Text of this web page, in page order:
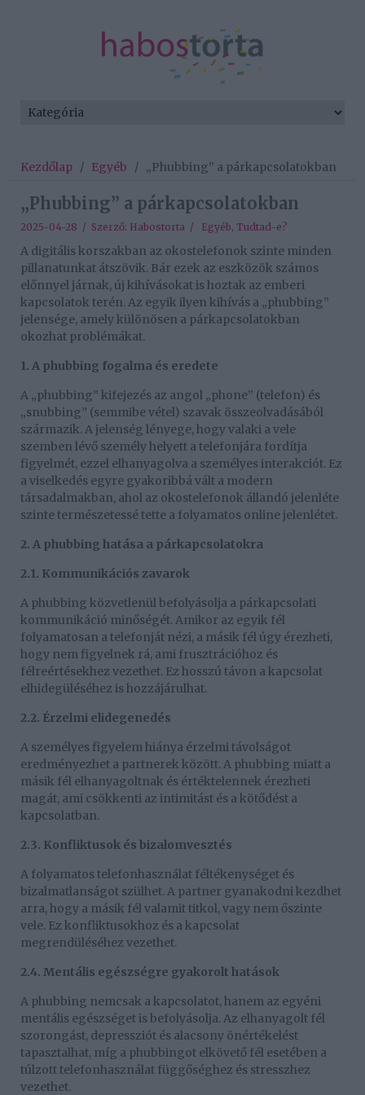
Kezdőlap / Egyéb / „Phubbing” a párkapcsolatokban
„Phubbing” a párkapcsolatokban
2025-04-28 / Szerző: Habostorta / Egyéb, Tudtad-e?
A digitális korszakban az okostelefonok szinte minden
pillanatunkat átszövik. Bár ezek az eszközök számos
előnnyel járnak, új kihívásokat is hoztak az emberi
kapcsolatok terén. Az egyik ilyen kihívás a „phubbing”
jelensége, amely különösen a párkapcsolatokban
okozhat problémákat.
1. A phubbing fogalma és eredete
A „phubbing” kifejezés az angol „phone” (telefon) és
„snubbing” (semmibe vétel) szavak összeolvadásából
származik. A jelenség lényege, hogy valaki a vele
szemben lévő személy helyett a telefonjára fordítja
figyelmét, ezzel elhanyagolva a személyes interakciót. Ez
a viselkedés egyre gyakoribbá vált a modern
társadalmakban, ahol az okostelefonok állandó jelenléte
szinte természetessé tette a folyamatos online jelenlétet.
2. A phubbing hatása a párkapcsolatokra
2.1. Kommunikációs zavarok
A phubbing közvetlenül befolyásolja a párkapcsolati
kommunikáció minőségét. Amikor az egyik fél
folyamatosan a telefonját nézi, a másik fél úgy érezheti,
hogy nem figyelnek rá, ami frusztrációhoz és
félreértésekhez vezethet. Ez hosszú távon a kapcsolat
elhidegüléséhez is hozzájárulhat.
2.2. Érzelmi elidegenedés
A személyes figyelem hiánya érzelmi távolságot
eredményezhet a partnerek között. A phubbing miatt a
másik fél elhanyagoltnak és értéktelennek érezheti
magát, ami csökkenti az intimitást és a kötődést a
kapcsolatban.
2.3. Konfliktusok és bizalomvesztés
A folyamatos telefonhasználat féltékenységet és
bizalmatlanságot szülhet. A partner gyanakodni kezdhet
arra, hogy a másik fél valamit titkol, vagy nem őszinte
vele. Ez konfliktusokhoz és a kapcsolat
megrendüléséhez vezethet.
2.4. Mentális egészségre gyakorolt hatások
A phubbing nemcsak a kapcsolatot, hanem az egyéni
mentális egészséget is befolyásolja. Az elhanyagolt fél
szorongást, depressziót és alacsony önértékelést
tapasztalhat, míg a phubbingot elkövető fél esetében a
túlzott telefonhasználat függőséghez és stresszhez
vezethet.